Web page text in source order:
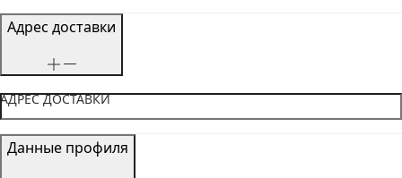
Адрес доставки
АДРЕС ДОСТАВКИ
Данные профиля